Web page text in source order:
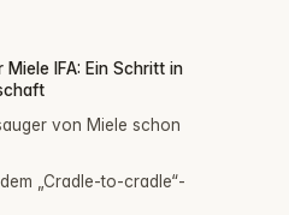
IFA: Ein Schritt in
von Miele schon
„Cradle-to-cradle“-